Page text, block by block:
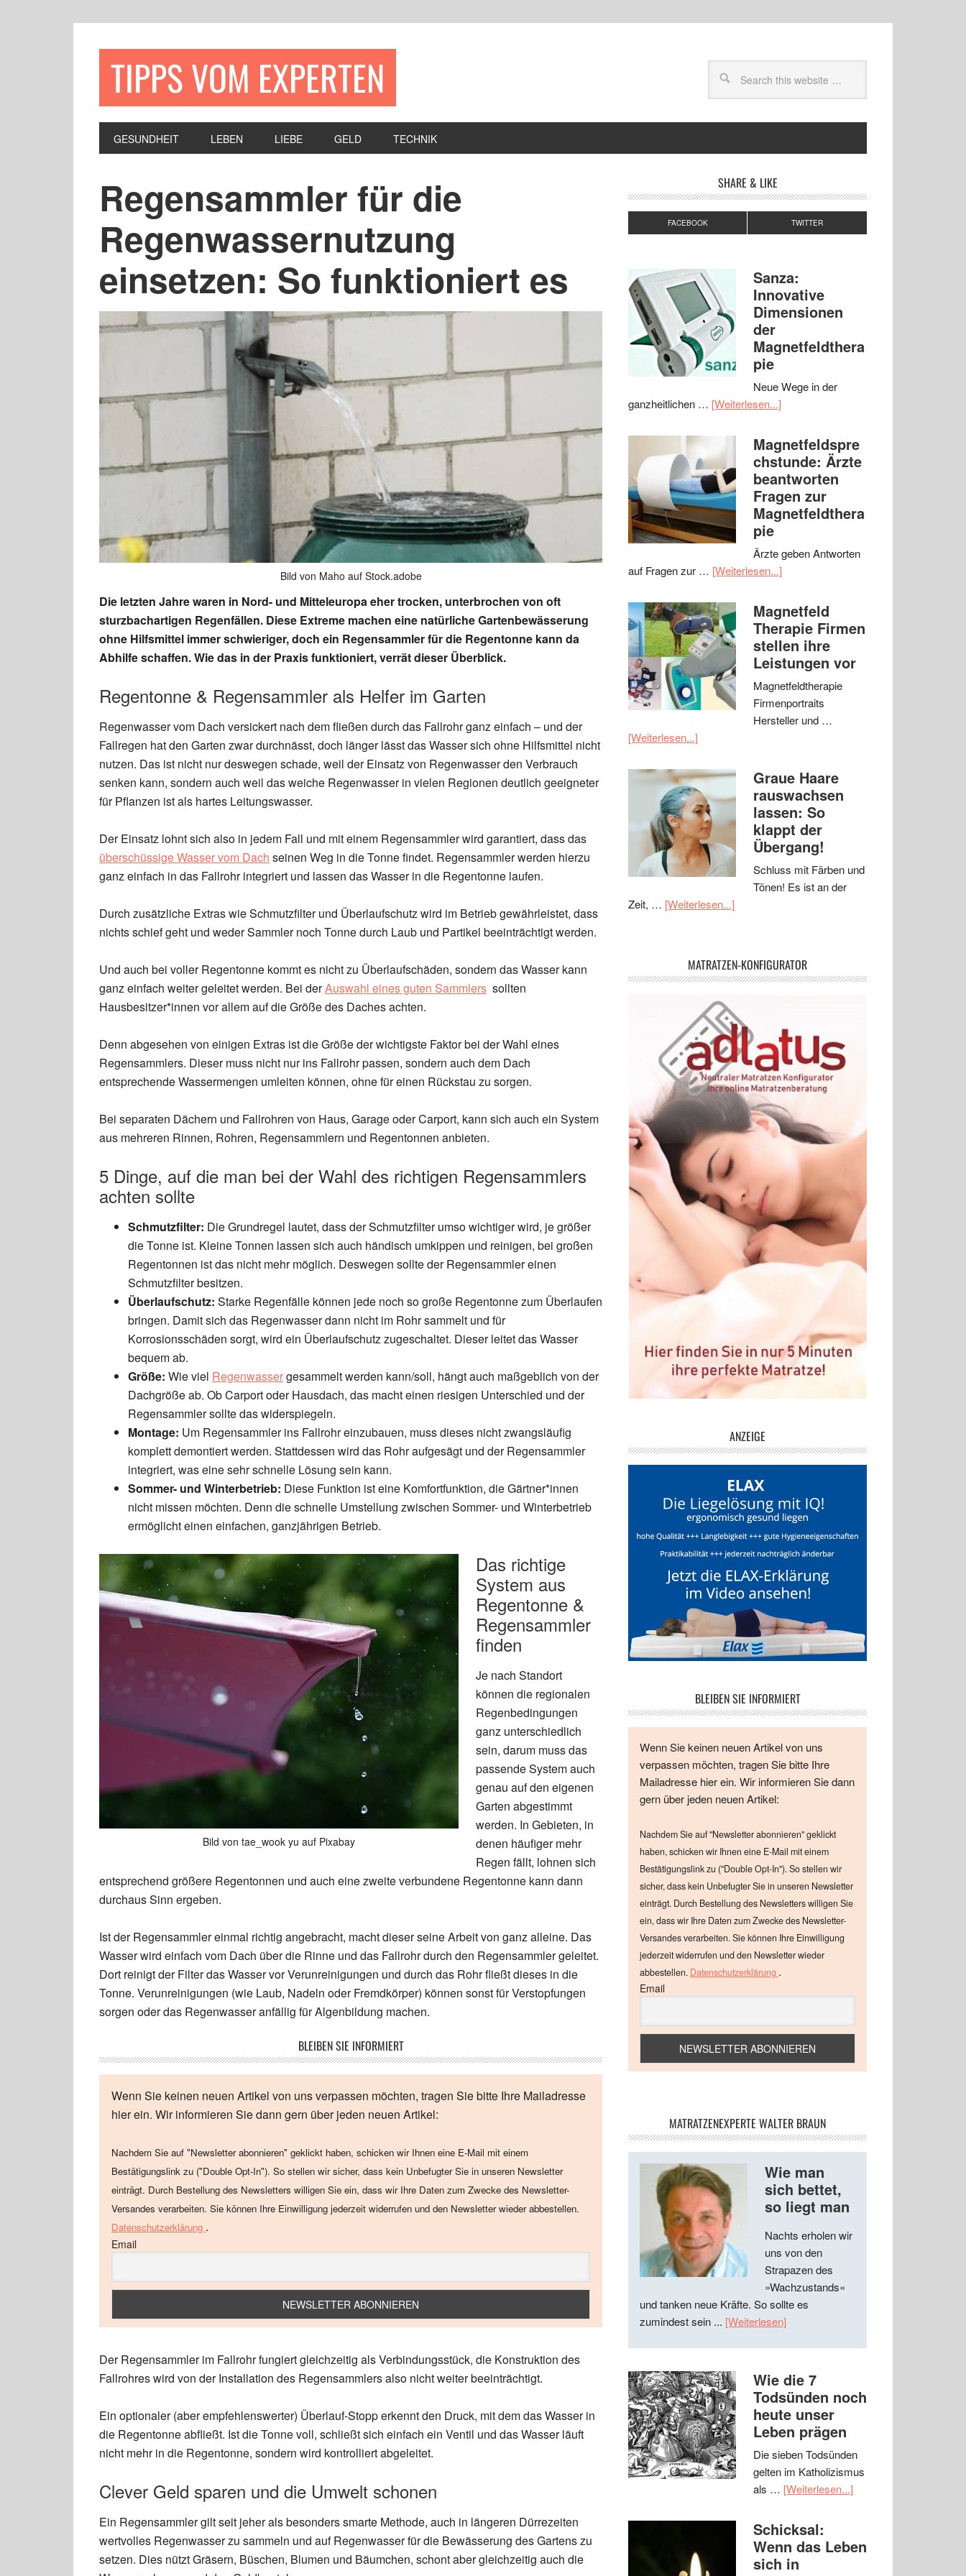
TIPPS VOM EXPERTEN
GESUNDHEIT LEBEN LIEBE GELD TECHNIK
Regensammler für die
Regenwassernutzung
einsetzen: So funktioniert es
Bild von Maho auf Stock.adobe
Die letzten Jahre waren in Nord- und Mitteleuropa eher trocken, unterbrochen von oft
sturzbachartigen Regenfällen. Diese Extreme machen eine natürliche Gartenbewässerung
ohne Hilfsmittel immer schwieriger, doch ein Regensammler für die Regentonne kann da
Abhilfe schaffen. Wie das in der Praxis funktioniert, verrät dieser Überblick.
Regentonne & Regensammler als Helfer im Garten
Regenwasser vom Dach versickert nach dem fließen durch das Fallrohr ganz einfach – und der
Fallregen hat den Garten zwar durchnässt, doch länger lässt das Wasser sich ohne Hilfsmittel nicht
nutzen. Das ist nicht nur deswegen schade, weil der Einsatz von Regenwasser den Verbrauch
senken kann, sondern auch weil das weiche Regenwasser in vielen Regionen deutlich geeigneter
für Pflanzen ist als hartes Leitungswasser.
Der Einsatz lohnt sich also in jedem Fall und mit einem Regensammler wird garantiert, dass das
überschüssige Wasser vom Dach seinen Weg in die Tonne findet. Regensammler werden hierzu
ganz einfach in das Fallrohr integriert und lassen das Wasser in die Regentonne laufen.
Durch zusätzliche Extras wie Schmutzfilter und Überlaufschutz wird im Betrieb gewährleistet, dass
nichts schief geht und weder Sammler noch Tonne durch Laub und Partikel beeinträchtigt werden.
Und auch bei voller Regentonne kommt es nicht zu Überlaufschäden, sondern das Wasser kann
ganz einfach weiter geleitet werden. Bei derAuswahl eines guten Sammlers sollten
Hausbesitzer*innen vor allem auf die Größe des Daches achten.
Denn abgesehen von einigen Extras ist die Größe der wichtigste Faktor bei der Wahl eines
Regensammlers. Dieser muss nicht nur ins Fallrohr passen, sondern auch dem Dach
entsprechende Wassermengen umleiten können, ohne für einen Rückstau zu sorgen.
Bei separaten Dächern und Fallrohren von Haus, Garage oder Carport, kann sich auch ein System
aus mehreren Rinnen, Rohren, Regensammlern und Regentonnen anbieten.
5 Dinge, auf die man bei der Wahl des richtigen Regensammlers
achten sollte
Schmutzfilter: Die Grundregel lautet, dass der Schmutzfilter umso wichtiger wird, je größer
die Tonne ist. Kleine Tonnen lassen sich auch händisch umkippen und reinigen, bei großen
Regentonnen ist das nicht mehr möglich. Deswegen sollte der Regensammler einen
Schmutzfilter besitzen.
Überlaufschutz: Starke Regenfälle können jede noch so große Regentonne zum Überlaufen
bringen. Damit sich das Regenwasser dann nicht im Rohr sammelt und für
Korrosionsschäden sorgt, wird ein Überlaufschutz zugeschaltet. Dieser leitet das Wasser
bequem ab.
Größe: Wie viel Regenwassergesammelt werden kann/soll, hängt auch maßgeblich von der
Dachgröße ab. Ob Carport oder Hausdach, das macht einen riesigen Unterschied und der
Regensammler sollte das widerspiegeln.
Montage: Um Regensammler ins Fallrohr einzubauen, muss dieses nicht zwangsläufig
komplett demontiert werden. Stattdessen wird das Rohr aufgesägt und der Regensammler
integriert, was eine sehr schnelle Lösung sein kann.
Sommer- und Winterbetrieb: Diese Funktion ist eine Komfortfunktion, die Gärtner*innen
nicht missen möchten. Denn die schnelle Umstellung zwischen Sommer- und Winterbetrieb
ermöglicht einen einfachen, ganzjährigen Betrieb.
Bild von tae_wook yu auf Pixabay
Das richtige
System aus
Regentonne &
Regensammler
finden
Je nach Standort
können die regionalen
Regenbedingungen
ganz unterschiedlich
sein, darum muss das
passende System auch
genau auf den eigenen
Garten abgestimmt
werden. In Gebieten, in
denen häufiger mehr
Regen fällt, lohnen sich
entsprechend größere Regentonnen und auch eine zweite verbundene Regentonne kann dann
durchaus Sinn ergeben.
Ist der Regensammler einmal richtig angebracht, macht dieser seine Arbeit von ganz alleine. Das
Wasser wird einfach vom Dach über die Rinne und das Fallrohr durch den Regensammler geleitet.
Dort reinigt der Filter das Wasser vor Verunreinigungen und durch das Rohr fließt dieses in die
Tonne. Verunreinigungen (wie Laub, Nadeln oder Fremdkörper) können sonst für Verstopfungen
sorgen oder das Regenwasser anfällig für Algenbildung machen.
BLEIBEN SIE INFORMIERT
Wenn Sie keinen neuen Artikel von uns verpassen möchten, tragen Sie bitte Ihre Mailadresse
hier ein. Wir informieren Sie dann gern über jeden neuen Artikel:
Nachdem Sie auf "Newsletter abonnieren" geklickt haben, schicken wir Ihnen eine E-Mail mit einem
Bestätigungslink zu ("Double Opt-In"). So stellen wir sicher, dass kein Unbefugter Sie in unseren Newsletter
einträgt. Durch Bestellung des Newsletters willigen Sie ein, dass wir Ihre Daten zum Zwecke des Newsletter-
Versandes verarbeiten. Sie können Ihre Einwilligung jederzeit widerrufen und den Newsletter wieder abbestellen.
Datenschutzerklärung .
Email
Der Regensammler im Fallrohr fungiert gleichzeitig als Verbindungsstück, die Konstruktion des
Fallrohres wird von der Installation des Regensammlers also nicht weiter beeinträchtigt.
Ein optionaler (aber empfehlenswerter) Überlauf-Stopp erkennt den Druck, mit dem das Wasser in
die Regentonne abfließt. Ist die Tonne voll, schließt sich einfach ein Ventil und das Wasser läuft
nicht mehr in die Regentonne, sondern wird kontrolliert abgeleitet.
Clever Geld sparen und die Umwelt schonen
Ein Regensammler gilt seit jeher als besonders smarte Methode, auch in längeren Dürrezeiten
wertvolles Regenwasser zu sammeln und auf Regenwasser für die Bewässerung des Gartens zu
setzen. Dies nützt Gräsern, Büschen, Blumen und Bäumchen, schont aber gleichzeitig auch die
SHARE & LIKE
FACEBOOK TWITTER
Sanza:
Innovative
Dimensionen
der
Magnetfeldthera
pie
Neue Wege in der
ganzheitlichen … [Weiterlesen...]
Magnetfeldspre
chstunde: Ärzte
beantworten
Fragen zur
Magnetfeldthera
pie
Ärzte geben Antworten
auf Fragen zur … [Weiterlesen...]
Magnetfeld
Therapie Firmen
stellen ihre
Leistungen vor
Magnetfeldtherapie
Firmenportraits
Hersteller und …
[Weiterlesen...]
Graue Haare
rauswachsen
lassen: So
klappt der
Übergang!
Schluss mit Färben und
Tönen! Es ist an der
Zeit, … [Weiterlesen...]
MATRATZEN-KONFIGURATOR
ANZEIGE
BLEIBEN SIE INFORMIERT
Wenn Sie keinen neuen Artikel von uns
verpassen möchten, tragen Sie bitte Ihre
Mailadresse hier ein. Wir informieren Sie dann
gern über jeden neuen Artikel:
Nachdem Sie auf "Newsletter abonnieren" geklickt
haben, schicken wir Ihnen eine E-Mail mit einem
Bestätigungslink zu ("Double Opt-In"). So stellen wir
sicher, dass kein Unbefugter Sie in unseren Newsletter
einträgt. Durch Bestellung des Newsletters willigen Sie
ein, dass wir Ihre Daten zum Zwecke des Newsletter-
Versandes verarbeiten. Sie können Ihre Einwilligung
jederzeit widerrufen und den Newsletter wieder
abbestellen. Datenschutzerklärung .
Email
MATRATZENEXPERTE WALTER BRAUN
Wie man
sich bettet,
so liegt man
Nachts erholen wir
uns von den
Strapazen des
»Wachzustands«
und tanken neue Kräfte. So sollte es
zumindest sein ... [Weiterlesen]
Wie die 7
Todsünden noch
heute unser
Leben prägen
Die sieben Todsünden
gelten im Katholizismus
als … [Weiterlesen...]
Schicksal:
Wenn das Leben
sich in